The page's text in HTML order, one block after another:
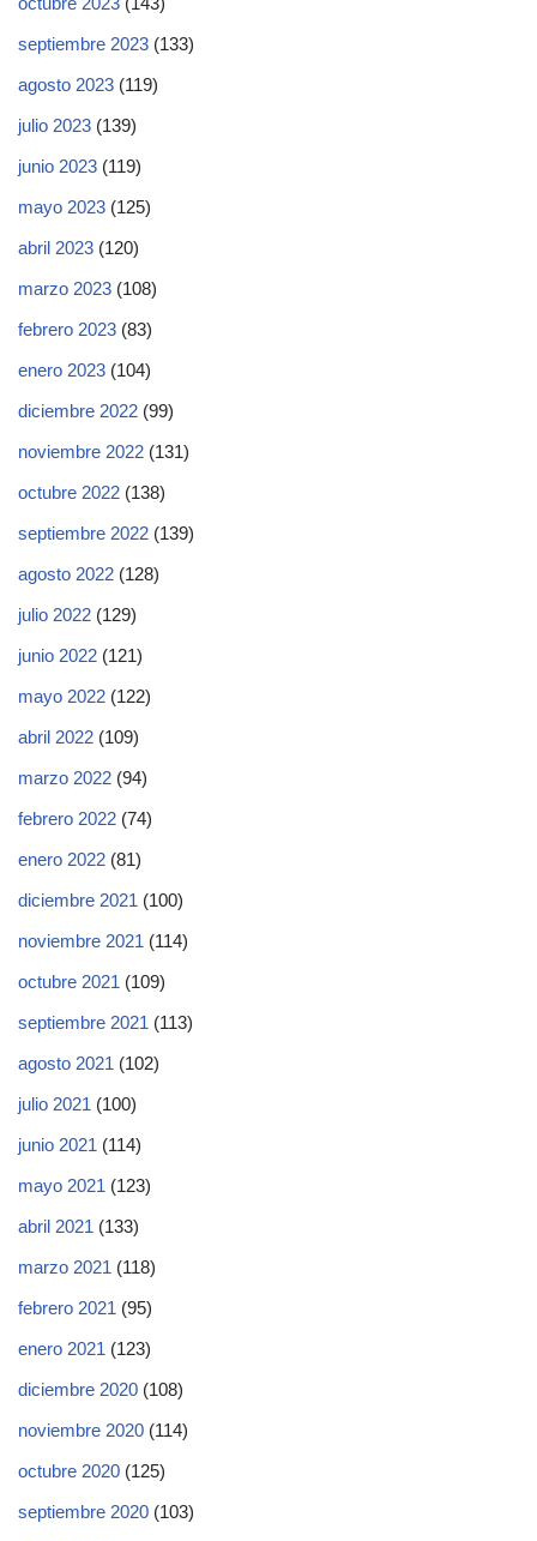
septiembre 2023 (133)
agosto 2023 (119)
julio 2023 (139)
junio 2023 (119)
mayo 2023 (125)
abril 2023 (120)
marzo 2023 (108)
febrero 2023 (83)
enero 2023 (104)
diciembre 2022 (99)
noviembre 2022 (131)
octubre 2022 (138)
septiembre 2022 (139)
agosto 2022 (128)
julio 2022 (129)
junio 2022 (121)
mayo 2022 (122)
abril 2022 (109)
marzo 2022 (94)
febrero 2022 (74)
enero 2022 (81)
diciembre 2021 (100)
noviembre 2021 (114)
octubre 2021 (109)
septiembre 2021 (113)
agosto 2021 (102)
julio 2021 (100)
junio 2021 (114)
mayo 2021 (123)
abril 2021 (133)
marzo 2021 (118)
febrero 2021 (95)
enero 2021 (123)
diciembre 2020 (108)
noviembre 2020 (114)
octubre 2020 (125)
septiembre 2020 (103)